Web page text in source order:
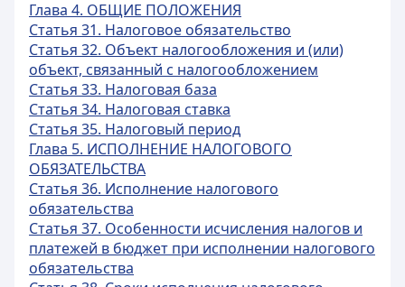
Глава 4. ОБЩИЕ ПОЛОЖЕНИЯ
Статья 31. Налоговое обязательство
Статья 32. Объект налогообложения и (или)
объект, связанный с налогообложением
Статья 33. Налоговая база
Статья 34. Налоговая ставка
Статья 35. Налоговый период
Глава 5. ИСПОЛНЕНИЕ НАЛОГОВОГО
ОБЯЗАТЕЛЬСТВА
Статья 36. Исполнение налогового
обязательства
Статья 37. Особенности исчисления налогов и
платежей в бюджет при исполнении налогового
обязательства